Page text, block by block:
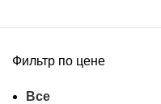
Фильтр по цене
Все